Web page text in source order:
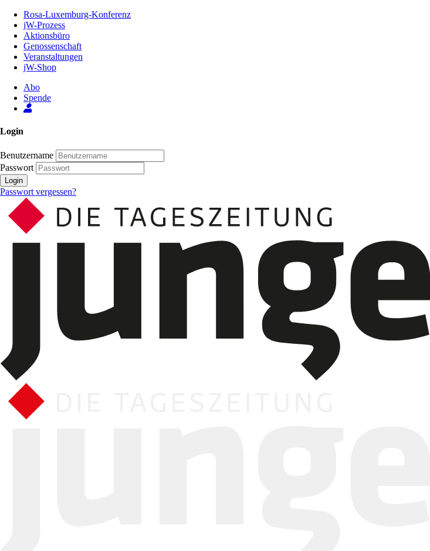
Inhalt
Seite
Rosa-Luxemburg-Konferenz
jW-Prozess
Aktionsbüro
Genossenschaft
Veranstaltungen
jW-Shop
Abo
Spende
Login
Benutzername
Passwort
Login
Passwort vergessen?